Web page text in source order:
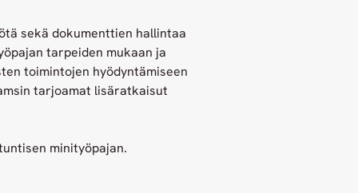
sekä dokumenttien hallintaa
tarpeiden mukaan ja
toimintojen hyödyntämiseen
tarjoamat lisäratkaisut
minityöpajan.